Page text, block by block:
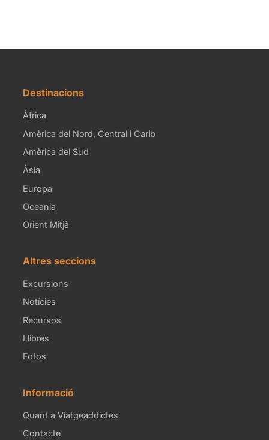
Destinacions
Àfrica
Amèrica del Nord, Central i Carib
Amèrica del Sud
Àsia
Europa
Oceania
Orient Mitjà
Altres seccions
Excursions
Notícies
Recursos
Llibres
Fotos
Informació
Quant a Viatgeaddictes
Contacte